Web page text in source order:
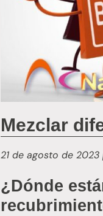
Mezclar
21 de agosto de 2023
¿Dónde